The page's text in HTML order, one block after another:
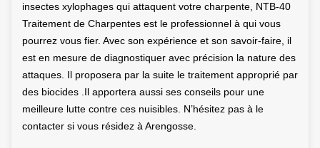
insectes xylophages qui attaquent votre charpente, NTB-40
Traitement de Charpentes est le professionnel à qui vous
pourrez vous fier. Avec son expérience et son savoir-faire, il
est en mesure de diagnostiquer avec précision la nature des
attaques. Il proposera par la suite le traitement approprié par
des biocides .Il apportera aussi ses conseils pour une
meilleure lutte contre ces nuisibles. N’hésitez pas à le
contacter si vous résidez à Arengosse.